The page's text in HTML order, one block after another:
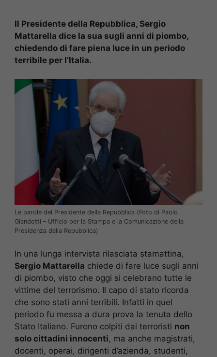
Il Presidente della Repubblica, Sergio
Mattarella dice la sua sugli anni di piombo,
chiedendo di fare piena luce in un periodo
terribile per l’Italia.
Le parole del Presidente della Repubblica (Foto di Paolo
Giandotti – Ufficio per la Stampa e la Comunicazione della
Presidenza della Repubblica)
In una lunga intervista rilasciata stamattina,
Sergio Mattarella chiede di fare luce sugli anni
di piombo, visto che oggi si celebrano tutte le
vittime del terrorismo. Il capo di stato ricorda
che sono stati anni terribili. Infatti in quel
periodo fu messa a dura prova la tenuta dello
Stato Italiano. Furono colpiti dai terroristi non
solo cittadini innocenti, ma anche magistrati,
docenti, operai, dirigenti d’azienda, studenti,